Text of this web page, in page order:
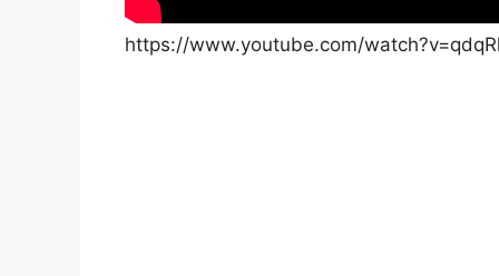
https://www.youtube.com/